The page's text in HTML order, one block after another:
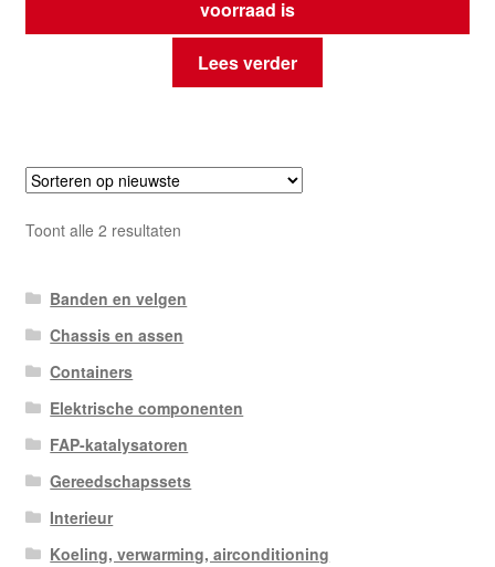
voorraad is
Lees verder
Toont alle 2 resultatenGesorteerd
Banden en velgen
Chassis en assen
Containers
Elektrische componenten
FAP-katalysatoren
Gereedschapssets
Interieur
Koeling, verwarming, airconditioning